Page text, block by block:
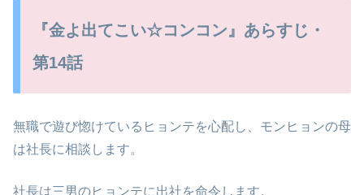
『金よ出てこい☆コンコン』あらすじ・
第14話
無職で遊び惚けているヒョンテを心配し、モンヒョンの母
は社長に相談します。
社長は三男のヒョンテに出社を命令します。